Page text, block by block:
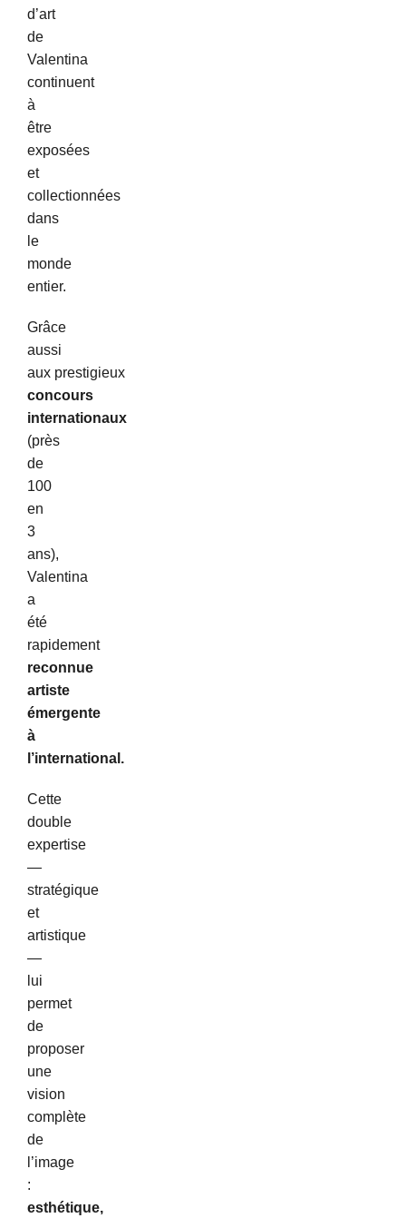
d’art
de
Valentina
continuent
à
être
exposées
et
collectionnées
dans
le
monde
entier.
Grâce
aussi
aux prestigieux
concours
internationaux
(près
de
100
en
3
ans),
Valentina
a
été
rapidement
reconnue
artiste
émergente
à
l’international.
Cette
double
expertise
—
stratégique
et
artistique
—
lui
permet
de
proposer
une
vision
complète
de
l’image
:
esthétique,